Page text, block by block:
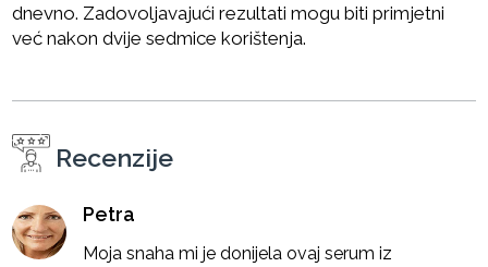
dnevno. Zadovoljavajući rezultati mogu biti primjetni
već nakon dvije sedmice korištenja.
Recenzije
Petra
Moja snaha mi je donijela ovaj serum iz